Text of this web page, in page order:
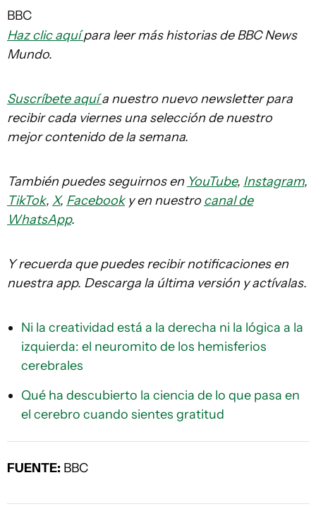
BBC
Haz clic aquípara leer más historias de BBC News
Mundo.
Suscríbete aquía nuestro nuevo newsletter para
recibir cada viernes una selección de nuestro
mejor contenido de la semana.
También puedes seguirnos en YouTube, Instagram,
TikTok, X, Facebooky en nuestro canal de
WhatsApp.
Y recuerda que puedes recibir notificaciones en
nuestra app. Descarga la última versión y actívalas.
Ni la creatividad está a la derecha ni la lógica a la
izquierda: el neuromito de los hemisferios
cerebrales
Qué ha descubierto la ciencia de lo que pasa en
el cerebro cuando sientes gratitud
FUENTE: BBC